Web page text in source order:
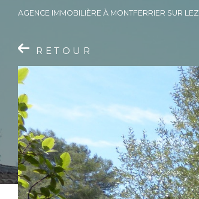
AGENCE IMMOBILIÈRE À MONTFERRIER SUR LEZ
RETOUR